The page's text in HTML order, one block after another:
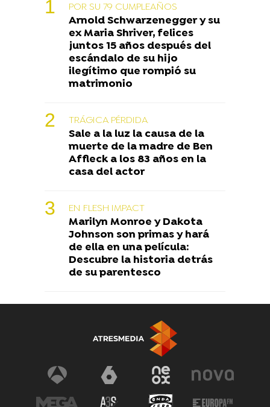
POR SU 79 CUMPLEAÑOS
Arnold Schwarzenegger y su
ex Maria Shriver, felices
juntos 15 años después del
escándalo de su hijo
ilegítimo que rompió su
matrimonio
TRÁGICA PÉRDIDA
Sale a la luz la causa de la
muerte de la madre de Ben
Affleck a los 83 años en la
casa del actor
EN FLESH IMPACT
Marilyn Monroe y Dakota
Johnson son primas y hará
de ella en una película:
Descubre la historia detrás
de su parentesco